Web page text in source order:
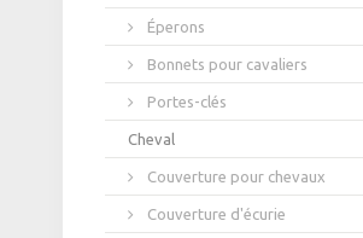
Éperons
Bonnets pour cavaliers
Portes-clés
Cheval
Couverture pour chevaux
Couverture d'écurie